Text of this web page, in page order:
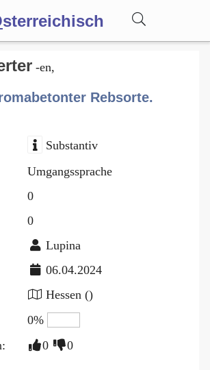
sterreichisch
-en,
Rebsorte.
Substantiv
Umgangssprache
0
0
Lupina
06.04.2024
Hessen ()
0%
0 0